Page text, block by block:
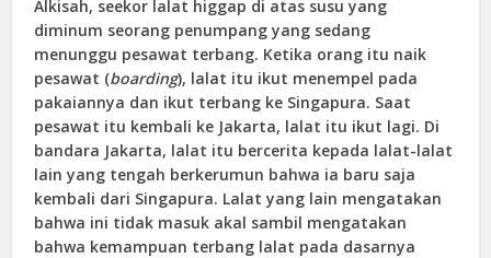
Alkisah, seekor lalat higgap di atas susu yang
diminum seorang penumpang yang sedang
menunggu pesawat terbang. Ketika orang itu naik
pesawat (boarding), lalat itu ikut menempel pada
pakaiannya dan ikut terbang ke Singapura. Saat
pesawat itu kembali ke Jakarta, lalat itu ikut lagi. Di
bandara Jakarta, lalat itu bercerita kepada lalat-lalat
lain yang tengah berkerumun bahwa ia baru saja
kembali dari Singapura. Lalat yang lain mengatakan
bahwa ini tidak masuk akal sambil mengatakan
bahwa kemampuan terbang lalat pada dasarnya